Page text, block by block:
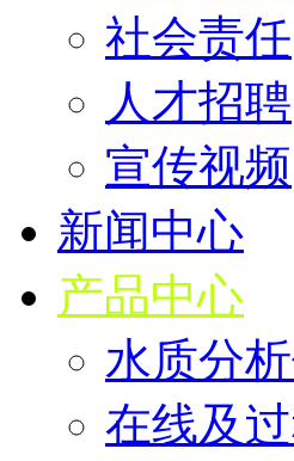
社会责任
人才招聘
宣传视频
新闻中心
产品中心
水质分
在线及